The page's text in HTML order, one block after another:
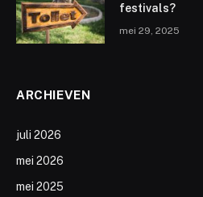
festivals?
mei 29, 2025
ARCHIEVEN
juli 2026
mei 2026
mei 2025